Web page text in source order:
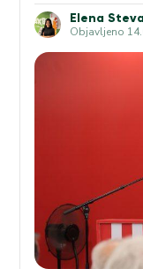
Elena
Objavljeno